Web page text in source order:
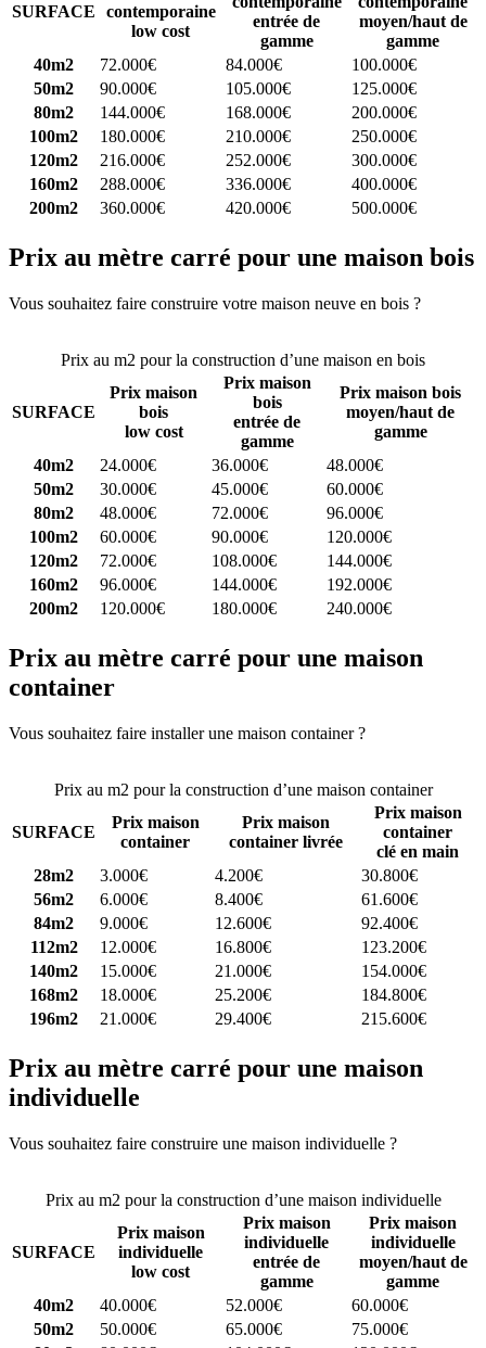
SURFACE
contemporaine
low cost
entrée de
gamme
moyen/haut de
gamme
40m2
72.000€ 84.000€
100.000€
50m2
90.000€ 105.000€
125.000€
80m2
144.000€ 168.000€
200.000€
100m2
180.000€ 210.000€
250.000€
120m2
216.000€ 252.000€
300.000€
160m2
288.000€ 336.000€
400.000€
200m2
360.000€ 420.000€ 500.000€
Prix au mètre carré pour une maison bois
Vous souhaitez faire construire votre maison neuve en bois ?
Prix au m2 pour la construction d’une maison en bois
SURFACE
Prix maison
bois
low cost
Prix maison
bois
entrée de
gamme
Prix maison bois
moyen/haut de
gamme
40m2
24.000€ 36.000€
48.000€
50m2
30.000€ 45.000€
60.000€
80m2
48.000€ 72.000€
96.000€
100m2
60.000€ 90.000€
120.000€
120m2
72.000€ 108.000€
144.000€
160m2
96.000€ 144.000€
192.000€
200m2
120.000€ 180.000€ 240.000€
Prix au mètre carré pour une maison
container
Vous souhaitez faire installer une maison container ?
Prix au m2 pour la construction d’une maison container
SURFACE
Prix maison
container
Prix maison
container livrée
Prix maison
container
clé en main
28m2
3.000€ 4.200€
30.800€
56m2
6.000€ 8.400€
61.600€
84m2
9.000€ 12.600€
92.400€
112m2
12.000€ 16.800€
123.200€
140m2
15.000€ 21.000€
154.000€
168m2
18.000€ 25.200€
184.800€
196m2
21.000€ 29.400€ 215.600€
Prix au mètre carré pour une maison
individuelle
Vous souhaitez faire construire une maison individuelle ?
Prix au m2 pour la construction d’une maison individuelle
SURFACE
Prix maison
individuelle
low cost
Prix maison
individuelle
entrée de
gamme
Prix maison
individuelle
moyen/haut de
gamme
40m2
40.000€ 52.000€
60.000€
50m2
50.000€ 65.000€
75.000€